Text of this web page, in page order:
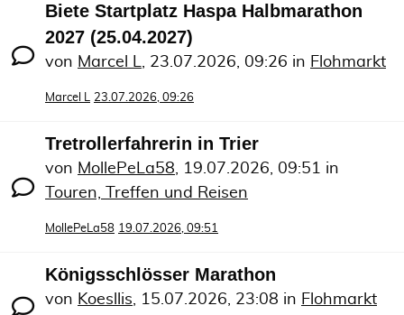
Biete Startplatz Haspa Halbmarathon
2027 (25.04.2027)
von Marcel L, 23.07.2026, 09:26 in Flohmarkt
Marcel L 23.07.2026, 09:26
Tretrollerfahrerin in Trier
von MollePeLa58, 19.07.2026, 09:51 in
Touren, Treffen und Reisen
MollePeLa58 19.07.2026, 09:51
Königsschlösser Marathon
von Koesllis, 15.07.2026, 23:08 in Flohmarkt